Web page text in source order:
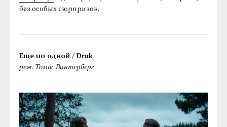
без особых сюрпризов.
Еще по одной / Druk
реж. Томас Винтерберг